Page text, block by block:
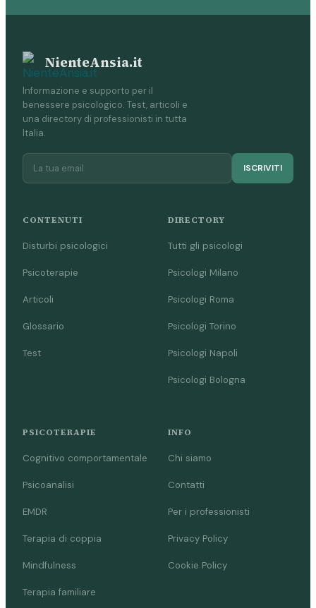
NienteAnsia.it
Informazione e supporto per il
benessere psicologico. Test, articoli e
una directory di professionisti in tutta
Italia.
ISCRIVITI
CONTENUTI
Disturbi psicologici
Psicoterapie
Articoli
Glossario
Test
DIRECTORY
Tutti gli psicologi
Psicologi Milano
Psicologi Roma
Psicologi Torino
Psicologi Napoli
Psicologi Bologna
PSICOTERAPIE
Cognitivo comportamentale
Psicoanalisi
EMDR
Terapia di coppia
Mindfulness
Terapia familiare
INFO
Chi siamo
Contatti
Per i professionisti
Privacy Policy
Cookie Policy